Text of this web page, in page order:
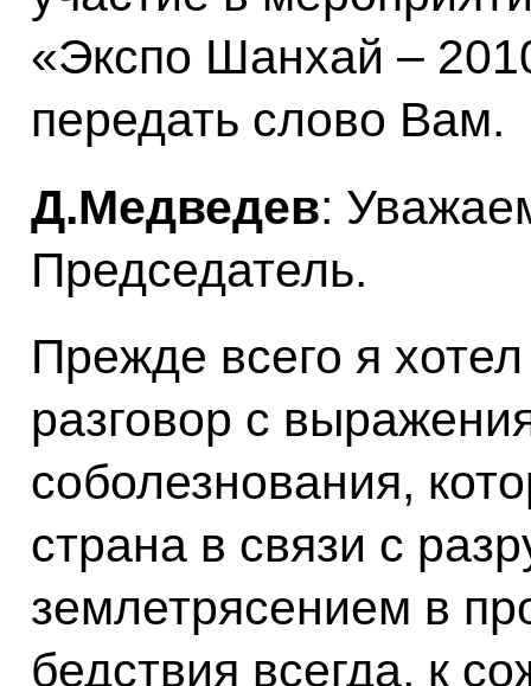
«Экспо Шанхай –
передать слово Вам.
Д.Медведев:
Председатель.
Прежде всего я
разговор с
соболезнования,
страна в связи с
землетрясением в
бедствия всегда, к